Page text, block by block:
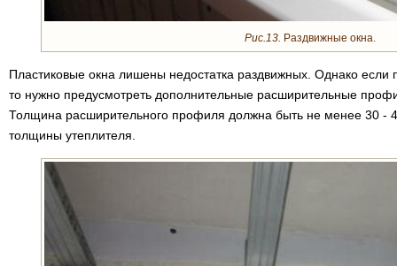
Рис.13. Раздвижные окна.
Пластиковые окна лишены недостатка раздвижных. Однако
то нужно предусмотреть дополнительные расширительные
Толщина расширительного профиля должна быть не менее 30 -
толщины утеплителя.